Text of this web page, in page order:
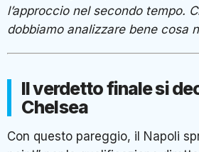
l’approccio nel secondo tempo.
dobbiamo analizzare bene cosa
Il verdetto finale si
Chelsea
Con questo pareggio, il Napoli